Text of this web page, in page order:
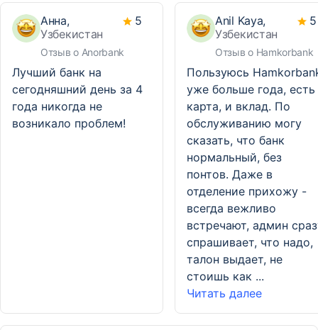
Анна,
Узбекистан
Отзыв о Anorbank
5
Лучший банк на
сегодняшний день за 4
года никогда не
возникало проблем!
Anil Kaya,
Узбекистан
Отзыв о Hamkorbank
5
Пользуюсь
уже больше года,
карта, и вклад. По
обслуживанию могу
сказать, что банк
нормальный, без
понтов. Даже в
отделение прихожу -
всегда вежливо
встречают, админ
спрашивает, что надо,
талон выдает, не
стоишь как ...
Читать далее